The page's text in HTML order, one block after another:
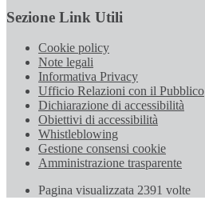
Sezione Link Utili
Cookie policy
Note legali
Informativa Privacy
Ufficio Relazioni con il Pubblico
Dichiarazione di accessibilità
Obiettivi di accessibilità
Whistleblowing
Gestione consensi cookie
Amministrazione trasparente
Pagina visualizzata 2391 volte